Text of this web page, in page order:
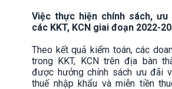
Việc thực hiện chính sách,
các KKT, KCN giai đoạn 2022-
Theo kết quả kiểm toán, các
trong KKT, KCN trên địa bàn
được hưởng chính sách ưu đãi
thuế nhập khẩu và miễn tiền